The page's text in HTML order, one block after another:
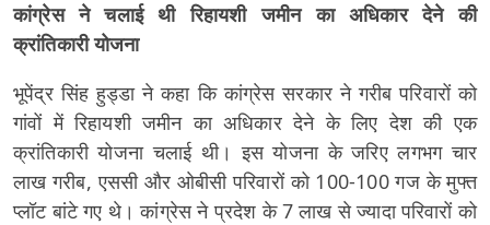
कांग्रेस ने चलाई थी रिहायशी जमीन का अधिकार देने की
क्रांतिकारी योजना
भूपेंद्र सिंह हुड्डा ने कहा कि कांग्रेस सरकार ने गरीब परिवारों को
गांवों में रिहायशी जमीन का अधिकार देने के लिए देश की एक
क्रांतिकारी योजना चलाई थी। इस योजना के जरिए लगभग चार
लाख गरीब, एससी और ओबीसी परिवारों को 100-100 गज के मुफ्त
प्लॉट बांटे गए थे। कांग्रेस ने प्रदेश के 7 लाख से ज्यादा परिवारों को